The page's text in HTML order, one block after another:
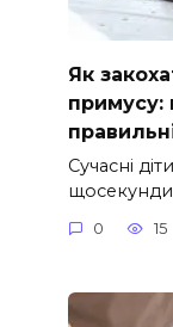
Як
примусу:
Сучасні
0 15